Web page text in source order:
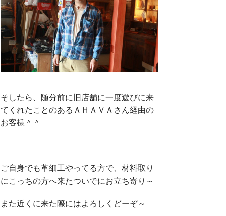
そしたら、随分前に旧店舗に一度遊びに来
てくれたことのあるＡＨＡＶＡさん経由の
お客様＾＾
ご自身でも革細工やってる方で、材料取り
にこっちの方へ来たついでにお立ち寄り～
また近くに来た際にはよろしくどーぞ～